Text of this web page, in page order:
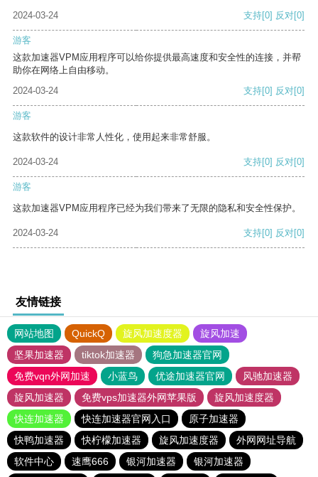
2024-03-24 支持[0] 反对[0]
游客
这款加速器VPM应用程序可以给你提供最高速度和安全性的连接，并帮
助你在网络上自由移动。
2024-03-24
支持[0] 反对[0]
游客
这款软件的设计非常人性化，使用起来非常舒服。
2024-03-24 支持[0] 反对[0]
游客
这款加速器VPM应用程序已经为我们带来了无限的隐私和安全性保护。
2024-03-24 支持[0] 反对[0]
友情链接
网站地图 QuickQ 旋风加速度器
旋风加速
坚果加速器
tiktok加速器
狗急加速器官网
免费vqn外网加速
小蓝鸟 优途加速器官网
风驰加速器
旋风加速器
免费vps加速器外网苹果版
旋风加速度器
快连加速器
快连加速器官网入口
原子加速器
快鸭加速器
快柠檬加速器 旋风加速度器
外网网址导航
软件中心
速鹰666 银河加速器 银河加速器